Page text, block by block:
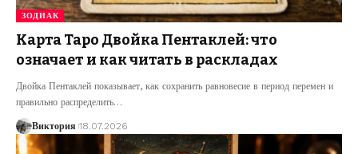
ЗОДИАК
Карта Таро Двойка Пентаклей: что
означает и как читать в раскладах
Двойка Пентаклей показывает, как сохранить равновесие в период перемен и
правильно распределить…
Виктория 18.07.2026